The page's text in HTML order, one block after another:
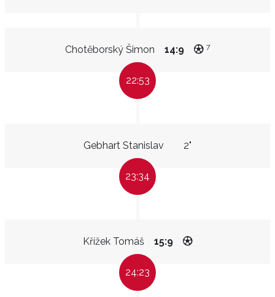
Chotěborský Šimon 14:9 7
22:53
Gebhart Stanislav 2"
23:34
Křížek Tomáš 15:9
24:23